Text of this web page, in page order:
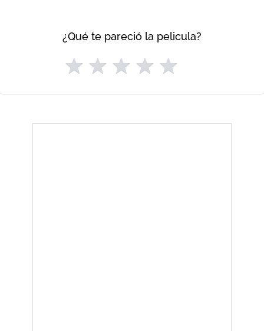
¿Qué te pareció la pelicula?